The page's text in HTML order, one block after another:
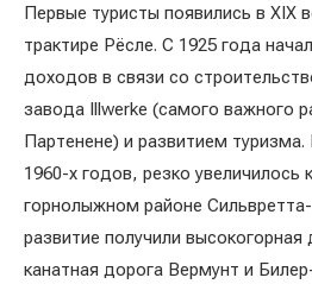
Первые туристы появились в XIX
трактире Рёсле. С 1925 года
доходов в связи со
завода Illwerke (самого важного
Партенене) и развитием
1960-х годов, резко увеличилось
горнолыжном районе
развитие получили высокогорная
канатная дорога Вермунт и